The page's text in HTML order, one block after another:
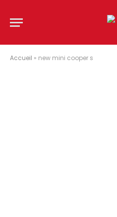
Accueil » new mini cooper s